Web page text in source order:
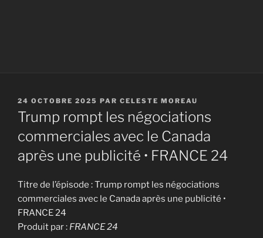
PUBLIÉ
LE
24 OCTOBRE 2025 PAR CELESTE MOREAU
Trump rompt les négociations
commerciales avec le Canada
après une publicité • FRANCE 24
Titre de l’épisode : Trump rompt les négociations
commerciales avec le Canada après une publicité •
FRANCE 24
Produit par : FRANCE 24